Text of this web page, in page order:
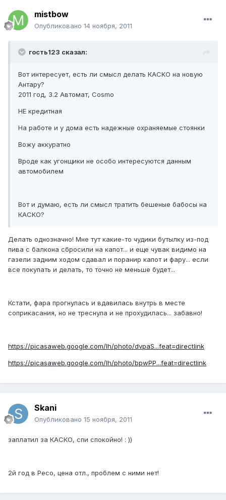
mistbow
Опубликовано 14 ноября, 2011
гость123 сказал:
Вот интересует, есть ли смысл делать КАСКО на новую
Антару?
2011 год, 3.2 Автомат, Cosmo
НЕ кредитная
На работе и у дома есть надежные охраняемые стоянки
Вожу аккуратно
Вроде как угонщики не особо интересуются данным
автомобилем
Вот и думаю, есть ли смысл тратить бешеные бабосы на
КАСКО?
Делать однозначно! Мне тут какие-то чудики бутылку из-под
пива с балкона сбросили на капот... и еще чувак видимо на
газели задним ходом сдавал и поранир капот и фару... если
все покупать и делать, то точно не меньше будет...
Кстати, фара прогнулась и вдавилась внутрь в месте
соприкасания, но не треснула и не прохудилась... забавно!
https://picasaweb.google.com/lh/photo/dvpaS...feat=directlink
https://picasaweb.google.com/lh/photo/bpwPP...feat=directlink
Skani
Опубликовано 15 ноября, 2011
заплатил за КАСКО, спи спокойно! : ))
2й год в Ресо, цена отл., проблем с ними нет!